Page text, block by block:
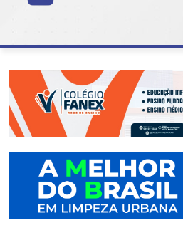
DE
ABASTECIMENTO
AÇÃO
SOCIAL
ADMINISTRAÇÃO
AGOSTO